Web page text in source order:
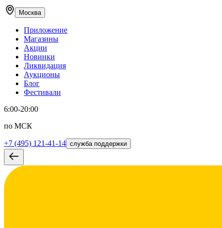
Москва
Приложение
Магазины
Акции
Новинки
Ликвидация
Аукционы
Блог
Фестивали
6:00-20:00
по МСК
+7 (495) 121-41-14 служба поддержки